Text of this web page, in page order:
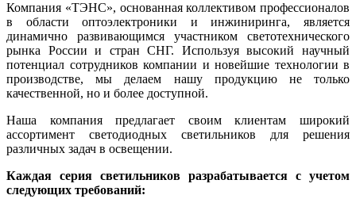
Компания «ТЭНС», основанная коллективом профессионалов
в области оптоэлектроники и инжиниринга, является
динамично развивающимся участником светотехнического
рынка России и стран СНГ. Используя высокий научный
потенциал сотрудников компании и новейшие технологии в
производстве, мы делаем нашу продукцию не только
качественной, но и более доступной.
Наша компания предлагает своим клиентам широкий
ассортимент светодиодных светильников для решения
различных задач в освещении.
Каждая серия светильников разрабатывается с учетом
следующих требований: